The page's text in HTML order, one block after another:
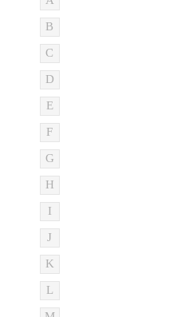
B
C
D
E
F
G
H
I
J
K
L